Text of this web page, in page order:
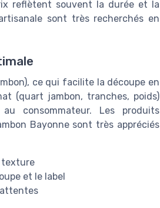
reflètent souvent la durée et la
sont très recherchés en
ce qui facilite la découpe en
(quart jambon, tranches, poids)
consommateur. Les produits
Bayonne sont très appréciés
texture
et le label
attentes